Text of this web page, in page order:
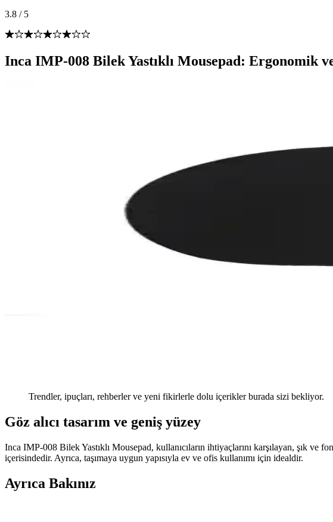
3.8 / 5
Inca IMP-008 Bilek Yastıklı Mousepad: Ergonomik
Trendler, ipuçları, rehberler ve yeni fikirlerle dolu içerikler burada sizi bekliyor.
Göz alıcı tasarım ve geniş yüzey
Inca IMP-008 Bilek Yastıklı Mousepad, kullanıcıların ihtiyaçlarını karşılayan, şık
içerisindedir. Ayrıca, taşımaya uygun yapısıyla ev ve ofis kullanımı için idealdir.
Ayrıca Bakınız